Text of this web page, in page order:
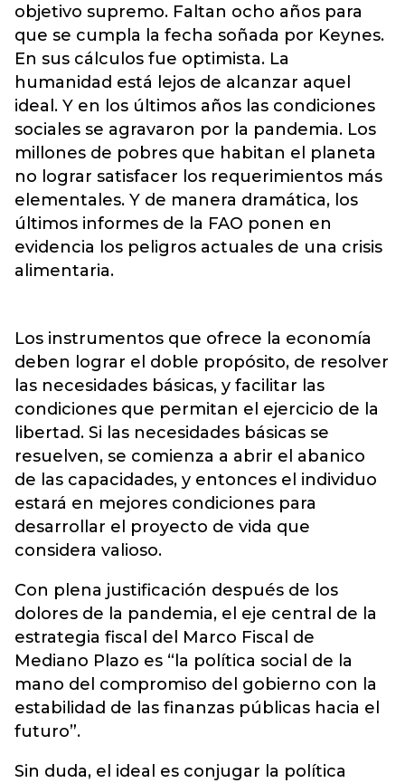
objetivo supremo. Faltan ocho años para
que se cumpla la fecha soñada por Keynes.
En sus cálculos fue optimista. La
humanidad está lejos de alcanzar aquel
ideal. Y en los últimos años las condiciones
sociales se agravaron por la pandemia. Los
millones de pobres que habitan el planeta
no lograr satisfacer los requerimientos más
elementales. Y de manera dramática, los
últimos informes de la FAO ponen en
evidencia los peligros actuales de una crisis
alimentaria.
Los instrumentos que ofrece la economía
deben lograr el doble propósito, de resolver
las necesidades básicas, y facilitar las
condiciones que permitan el ejercicio de la
libertad. Si las necesidades básicas se
resuelven, se comienza a abrir el abanico
de las capacidades, y entonces el individuo
estará en mejores condiciones para
desarrollar el proyecto de vida que
considera valioso.
Con plena justificación después de los
dolores de la pandemia, el eje central de la
estrategia fiscal del Marco Fiscal de
Mediano Plazo es “la política social de la
mano del compromiso del gobierno con la
estabilidad de las finanzas públicas hacia el
futuro”.
Sin duda, el ideal es conjugar la política